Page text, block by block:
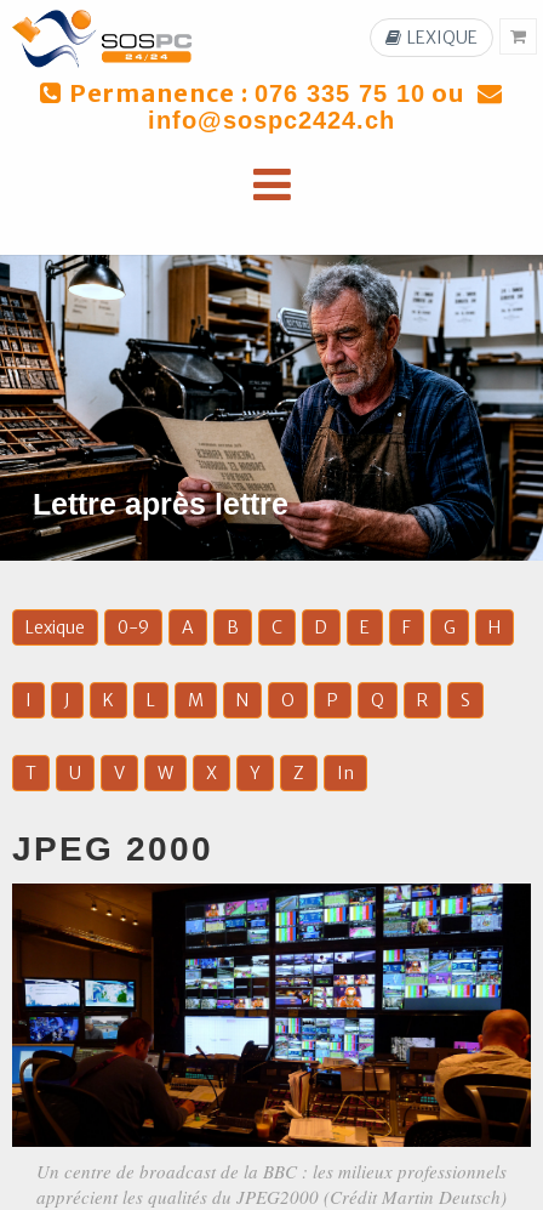
Permanence : 076 335 75 10 ou
info@sospc2424.ch
LEXIQUE
Lettre après lettre
Lexique 0-9 A B C D E F G H
I J K L M N O P Q R S
T U V W X Y Z In
JPEG 2000
Un centre de broadcast de la BBC : les milieux professionnels
apprécient les qualités du JPEG2000 (Crédit Martin Deutsch)